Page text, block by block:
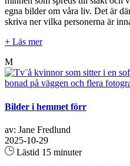
egna bilder om våra liv. Det är
skriva ner vilka personerna är
+ Läs mer
M
Bilder i hemmet förr
av: Jane Fredlund
2025-10-29
Lästid 15 minuter